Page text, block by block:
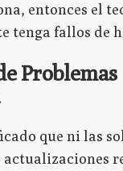
entonces el
tenga fallos de
Problemas
que ni las
actualizaciones